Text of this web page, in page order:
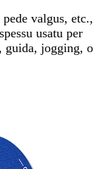
valgus, etc.,
usatu per
guida, jogging, o